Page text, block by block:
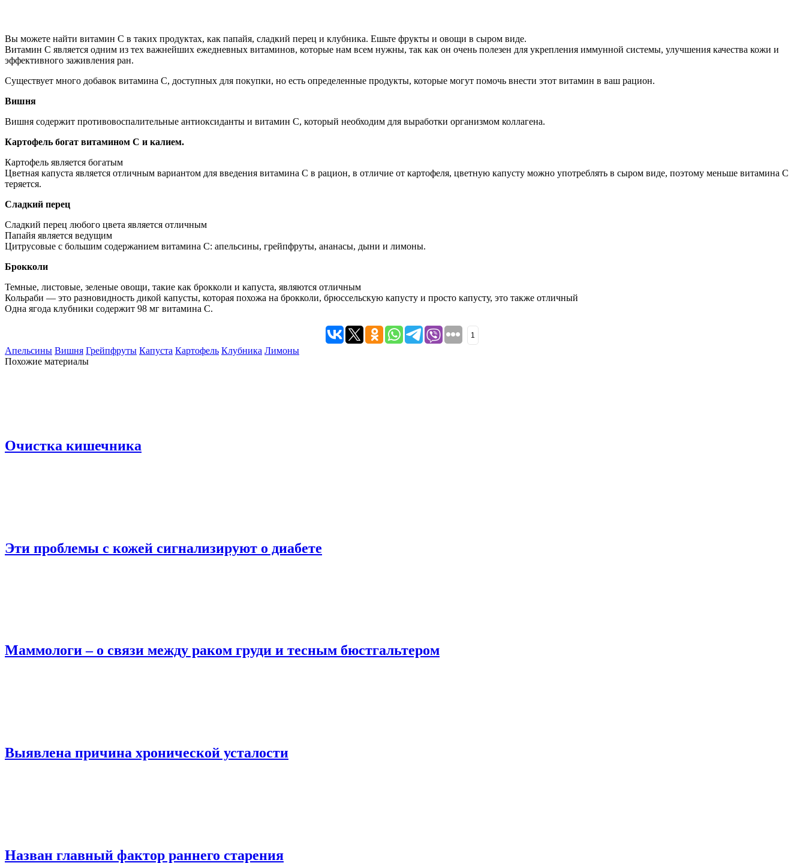
Вы можете найти витамин С в таких продуктах, как папайя, сладкий перец и клубника. Ешьте фрукты и овощи в сыром виде.
Витамин С является одним из тех важнейших ежедневных витаминов, которые нам всем нужны, так как он очень полезен для укрепления иммунной системы, улучшения качества кожи и
эффективного заживления ран.
Существует много добавок витамина С, доступных для покупки, но есть определенные продукты, которые могут помочь внести этот витамин в ваш рацион.
Вишня
Вишня содержит противовоспалительные антиоксиданты и витамин С, который необходим для выработки организмом коллагена.
Картофель богат витамином С и калием.
Картофель является богатым
Цветная капуста является отличным вариантом для введения витамина С в рацион, в отличие от картофеля, цветную капусту можно употреблять в сыром виде, поэтому меньше витамина С
теряется.
Сладкий перец
Сладкий перец любого цвета является отличным
Папайя является ведущим
Цитрусовые с большим содержанием витамина С: апельсины, грейпфруты, ананасы, дыни и лимоны.
Брокколи
Темные, листовые, зеленые овощи, такие как брокколи и капуста, являются отличным
Кольраби — это разновидность дикой капусты, которая похожа на брокколи, брюссельскую капусту и просто капусту, это также отличный
Одна ягода клубники содержит 98 мг витамина С.
1
Апельсины Вишня Грейпфруты Капуста Картофель Клубника Лимоны
Похожие материалы
Очистка кишечника
Эти проблемы с кожей сигнализируют о диабете
Маммологи – о связи между раком груди и тесным бюстгальтером
Выявлена причина хронической усталости
Назван главный фактор раннего старения